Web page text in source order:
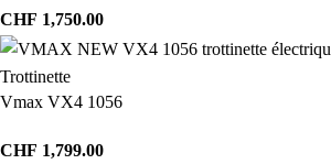
CHF 1,750.00
Trottinette
Vmax VX4 1056
CHF 1,799.00